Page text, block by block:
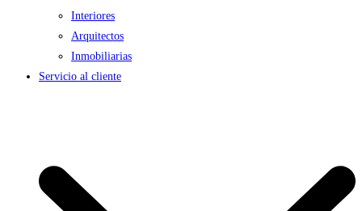
Interiores
Arquitectos
Inmobiliarias
Servicio al cliente